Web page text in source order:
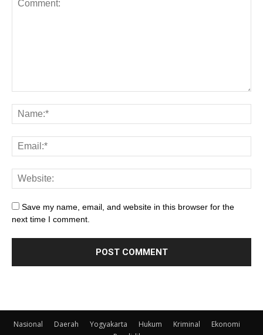
Save my name, email, and website in this browser for the
next time I comment.
Nasional Daerah Yogyakarta Hukum Kriminal
Ekonomi